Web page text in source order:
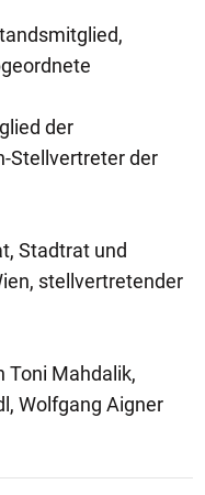
der
Stellvertreter der
Stadtrat und
stellvertretender
Toni Mahdalik,
Wolfgang Aigner